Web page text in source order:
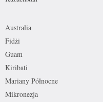
Australia
Fidżi
Guam
Kiribati
Mariany Północne
Mikronezja